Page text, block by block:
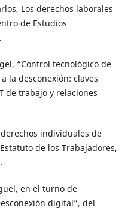
Los derechos laborales
de Estudios
“Control tecnológico de
la desconexión: claves
de trabajo y relaciones
derechos individuales de
de los Trabajadores,
en el turno de
digital”, del